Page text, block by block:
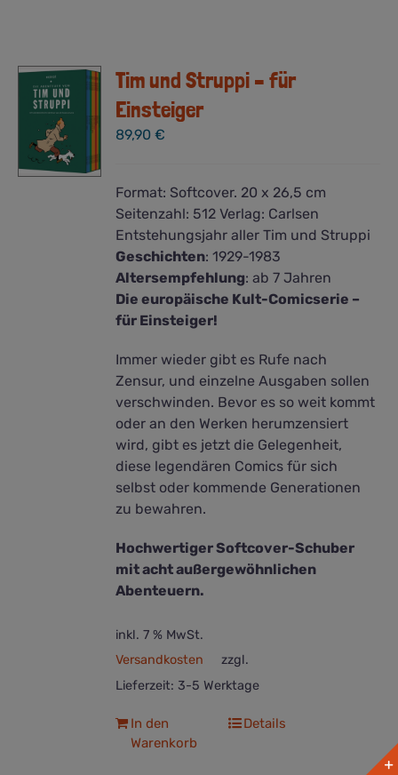
Tim und Struppi – für
Einsteiger
89,90€
Format: Softcover. 20 x 26,5 cm
Seitenzahl: 512Verlag: Carlsen
Entstehungsjahr aller Tim und Struppi
Geschichten: 1929-1983
Altersempfehlung: ab 7 Jahren
Die europäische Kult-Comicserie –
für Einsteiger!
Immer wieder gibt es Rufe nach
Zensur, und einzelne Ausgaben sollen
verschwinden. Bevor es so weit kommt
oder an den Werken herumzensiert
wird, gibt es jetzt die Gelegenheit,
diese legendären Comics für sich
selbst oder kommende Generationen
zu bewahren.
Hochwertiger Softcover-Schuber
mit acht außergewöhnlichen
Abenteuern.
inkl. 7 % MwSt.
zzgl.
Versandkosten
Lieferzeit: 3-5 Werktage
In den
Warenkorb
Details